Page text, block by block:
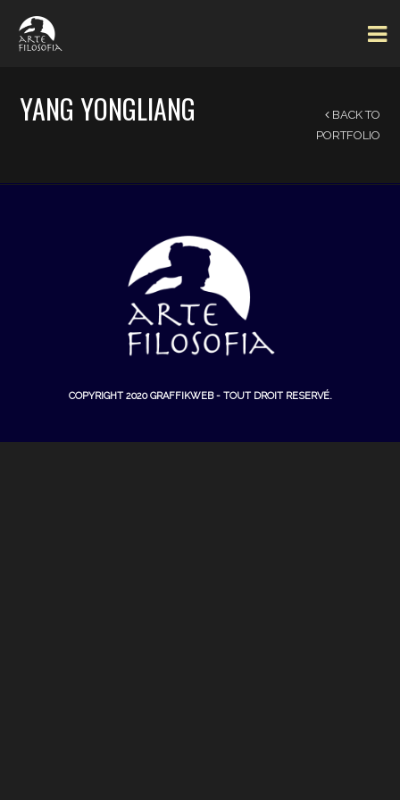
YANG YONGLIANG
BACK TO
PORTFOLIO
COPYRIGHT 2020GRAFFIKWEB- TOUT DROIT RESERVÉ.